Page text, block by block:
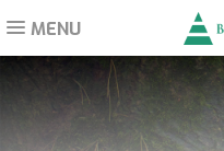
Toggle
MENU